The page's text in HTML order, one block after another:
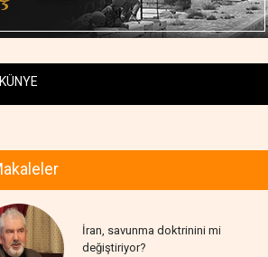
KÜNYE
İran, savunma doktrinini mi
değiştiriyor?